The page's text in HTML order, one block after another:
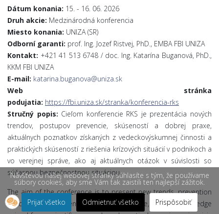
Dátum konania: 15. - 16. 06. 2026
Druh akcie: Medzinárodná konferencia
Miesto konania: UNIZA (SR)
Odborní garanti: prof. Ing. Jozef Ristvej, PhD., EMBA FBI UNIZA
Kontakt: +421 41 513 6748 / doc. Ing. Katarína Buganová, PhD.,
KKM FBI UNIZA
E-mail: katarina.buganova@uniza.sk
Web stránka
podujatia: https://fbi.uniza.sk/stranka/konferencia-rks
Stručný popis: Cieľom konferencie RKS je prezentácia nových
trendov, postupov prevencie, skúseností a dobrej praxe,
aktuálnych poznatkov získaných z vedeckovýskumnej činnosti a
praktických skúseností z riešenia krízových situácií v podnikoch a
vo verejnej správe, ako aj aktuálnych otázok v súvislosti so
súčasnou bezpečnostnou situáciou.
The aim of the conference is to present new trends, prevention
procedures, experience and good practice, current knowledge
Návštevou našej webovej stránky súhlasíte s tým, že používame
súbory cookies, aby sme Vám tak zaistili ten najlepší zážitok.
Prijať všetko Odmietnuť všetko Prispôsobiť